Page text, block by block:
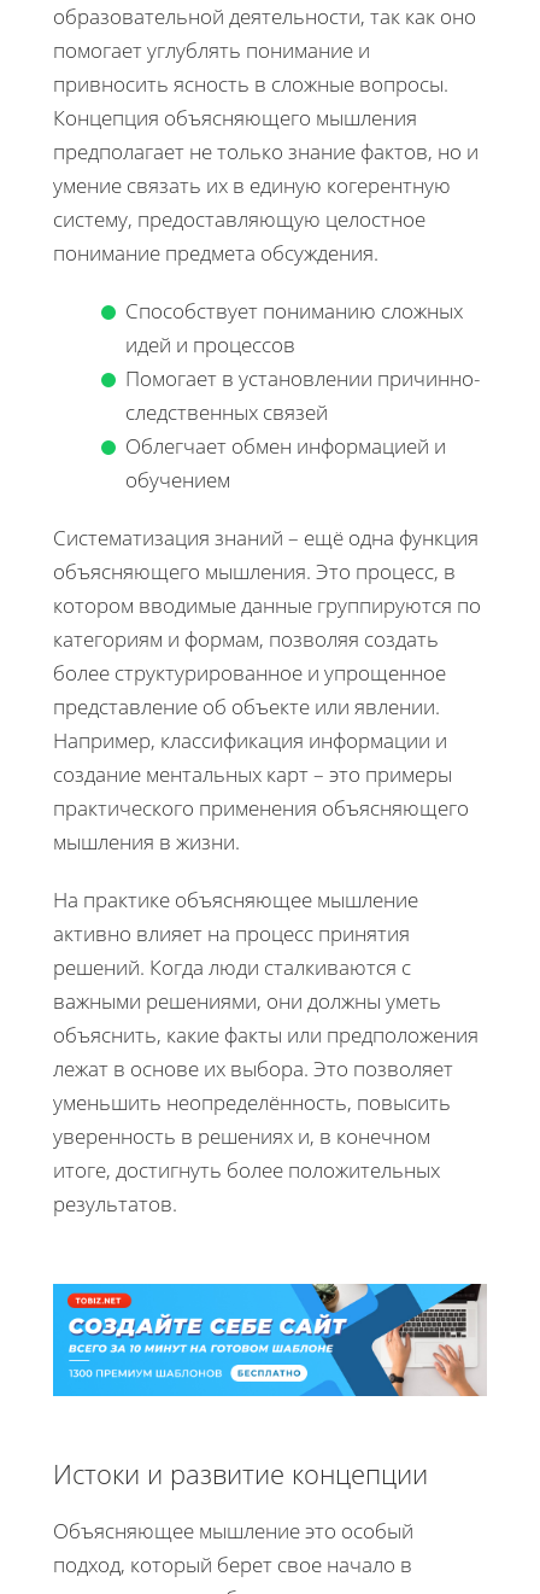
образовательной деятельности, так как оно
помогает углублять понимание и
привносить ясность в сложные вопросы.
Концепция объясняющего мышления
предполагает не только знание фактов, но и
умение связать их в единую когерентную
систему, предоставляющую целостное
понимание предмета обсуждения.
Способствует пониманию сложных
идей и процессов
Помогает в установлении причинно-
следственных связей
Облегчает обмен информацией и
обучением
Систематизация знаний – ещё одна функция
объясняющего мышления. Это процесс, в
котором вводимые данные группируются по
категориям и формам, позволяя создать
более структурированное и упрощенное
представление об объекте или явлении.
Например, классификация информации и
создание ментальных карт – это примеры
практического применения объясняющего
мышления в жизни.
На практике объясняющее мышление
активно влияет на процесс принятия
решений. Когда люди сталкиваются с
важными решениями, они должны уметь
объяснить, какие факты или предположения
лежат в основе их выбора. Это позволяет
уменьшить неопределённость, повысить
уверенность в решениях и, в конечном
итоге, достигнуть более положительных
результатов.
Истоки и развитие концепции
Объясняющее мышление это особый
подход, который берет свое начало в